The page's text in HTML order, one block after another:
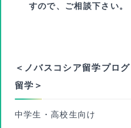
すので、ご相談下さい。
＜ノバスコシア留学プロ
留学＞
中学生・高校生向け